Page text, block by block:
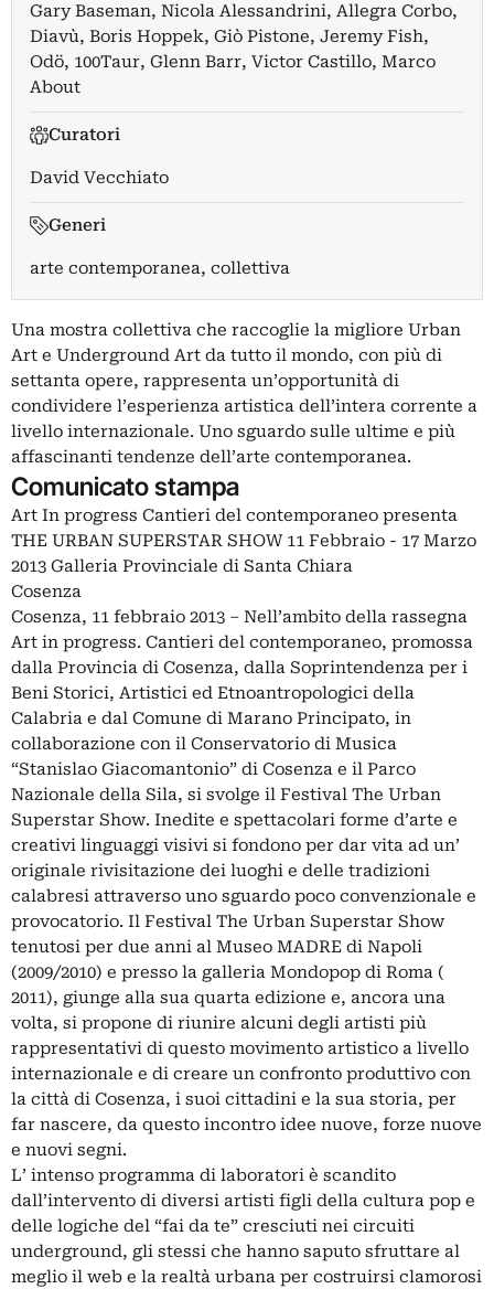
Gary Baseman, Nicola Alessandrini, Allegra Corbo,
Diavù, Boris Hoppek, Giò Pistone, Jeremy Fish,
Odö, 100Taur, Glenn Barr, Victor Castillo, Marco
About
Curatori
David Vecchiato
Generi
arte contemporanea, collettiva
Una mostra collettiva che raccoglie la migliore Urban
Art e Underground Art da tutto il mondo, con più di
settanta opere, rappresenta un’opportunità di
condividere l’esperienza artistica dell’intera corrente a
livello internazionale. Uno sguardo sulle ultime e più
affascinanti tendenze dell’arte contemporanea.
Comunicato stampa
Art In progress Cantieri del contemporaneo presenta
THE URBAN SUPERSTAR SHOW 11 Febbraio - 17 Marzo
2013 Galleria Provinciale di Santa Chiara
Cosenza
Cosenza, 11 febbraio 2013 – Nell’ambito della rassegna
Art in progress. Cantieri del contemporaneo, promossa
dalla Provincia di Cosenza, dalla Soprintendenza per i
Beni Storici, Artistici ed Etnoantropologici della
Calabria e dal Comune di Marano Principato, in
collaborazione con il Conservatorio di Musica
“Stanislao Giacomantonio” di Cosenza e il Parco
Nazionale della Sila, si svolge il Festival The Urban
Superstar Show. Inedite e spettacolari forme d’arte e
creativi linguaggi visivi si fondono per dar vita ad un’
originale rivisitazione dei luoghi e delle tradizioni
calabresi attraverso uno sguardo poco convenzionale e
provocatorio. Il Festival The Urban Superstar Show
tenutosi per due anni al Museo MADRE di Napoli
(2009/2010) e presso la galleria Mondopop di Roma (
2011), giunge alla sua quarta edizione e, ancora una
volta, si propone di riunire alcuni degli artisti più
rappresentativi di questo movimento artistico a livello
internazionale e di creare un confronto produttivo con
la città di Cosenza, i suoi cittadini e la sua storia, per
far nascere, da questo incontro idee nuove, forze nuove
e nuovi segni.
L’ intenso programma di laboratori è scandito
dall’intervento di diversi artisti figli della cultura pop e
delle logiche del “fai da te” cresciuti nei circuiti
underground, gli stessi che hanno saputo sfruttare al
meglio il web e la realtà urbana per costruirsi clamorosi